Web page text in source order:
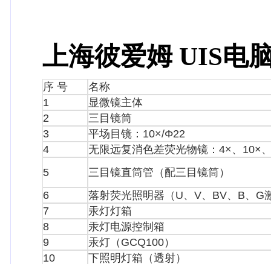
上海彼爱姆 UIS电
序 号
名称
1
显微镜主体
2
三目镜筒
3
平场目镜：10×/Φ22
4
无限远复消色差荧光物镜：4×、10×
5
三目镜直筒管（配三目镜筒）
6
落射荧光照明器（U、V、BV、B、G
7
汞灯灯箱
8
汞灯电源控制箱
9
汞灯（GCQ100）
10
下照明灯箱（透射）